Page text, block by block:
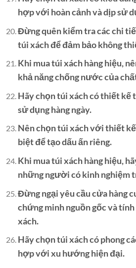
hợp với hoàn cảnh và dịp sử
Đừng quên kiểm tra các chi
túi xách để đảm bảo không
Khi mua túi xách hàng hiệu,
khả năng chống nước của
Hãy chọn túi xách có thiết kế
sử dụng hàng ngày.
Nên chọn túi xách với thiết
biệt để tạo dấu ấn riêng.
Khi mua túi xách hàng hiệu,
những người có kinh nghiệm
Đừng ngại yêu cầu cửa hàng
chứng minh nguồn gốc và
xách.
Hãy chọn túi xách có phong
hợp với xu hướng hiện đại.